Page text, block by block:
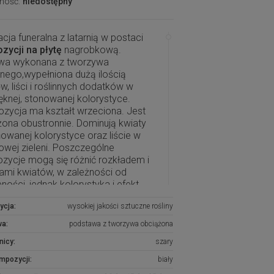
funeralna z latarnią w postaci
na płytę nagrobkową.
wykonana z tworzywa
dużą ilością
liści i roślinnych dodatków w
stonowanej kolorystyce.
ma kształt wrzeciona. Jest
obustronnie. Dominują kwiaty
kolorystyce oraz liście w
zieleni. Poszczególne
mogą się różnić rozkładem i
kwiatów, w zależności od
jednak kolorystyka i efekt
i oryginalna dekoracja jest
Wyszukana forma, najwyższej
kwiaty i perfekcyjne zestawienie
wysokiej jakości sztuczne rośliny
podstawa z tworzywa obciążona
szary
biały